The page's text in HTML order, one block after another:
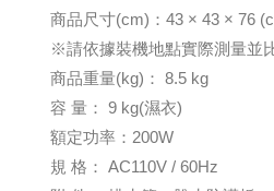
商品尺寸(cm)：43 × 43 × 76
※請依據裝機地點實際測量並
商品重量(kg)： 8.5 kg
容 量： 9 kg(濕衣)
額定功率：200W
規 格： AC110V / 60Hz